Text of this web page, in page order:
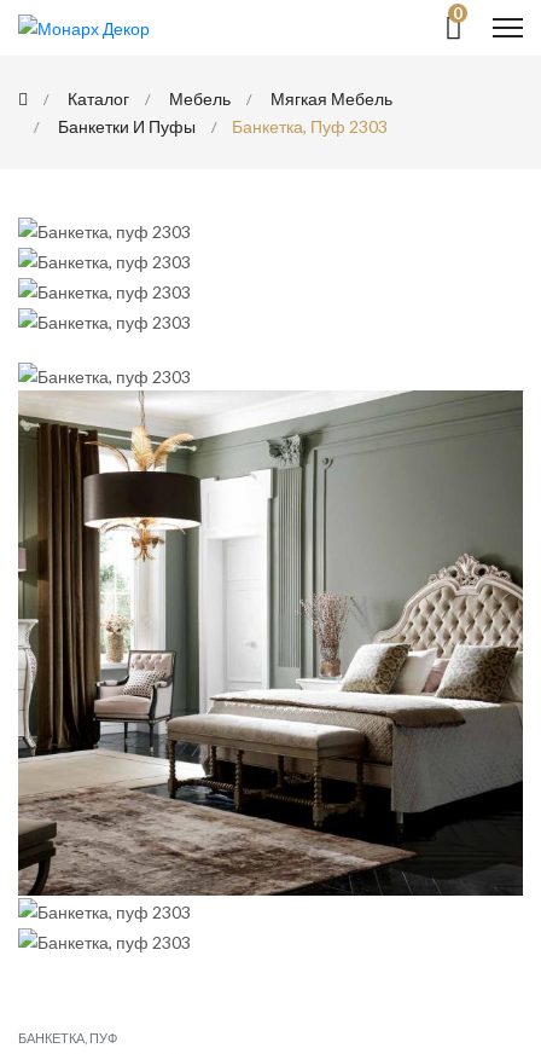
0
Каталог Мебель
Мягкая Мебель
Банкетки И Пуфы
Банкетка, Пуф 2303
БАНКЕТКА, ПУФ